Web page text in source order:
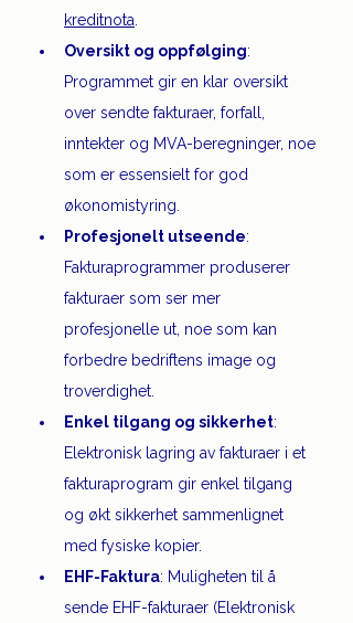
kreditnota.
Oversikt og oppfølging:
Programmet gir en klar oversikt
over sendte fakturaer, forfall,
inntekter og MVA-beregninger, noe
som er essensielt for god
økonomistyring.
Profesjonelt utseende:
Fakturaprogrammer produserer
fakturaer som ser mer
profesjonelle ut, noe som kan
forbedre bedriftens image og
troverdighet.
Enkel tilgang og sikkerhet:
Elektronisk lagring av fakturaer i et
fakturaprogram gir enkel tilgang
og økt sikkerhet sammenlignet
med fysiske kopier.
EHF-Faktura: Muligheten til å
sende EHF-fakturaer (Elektronisk